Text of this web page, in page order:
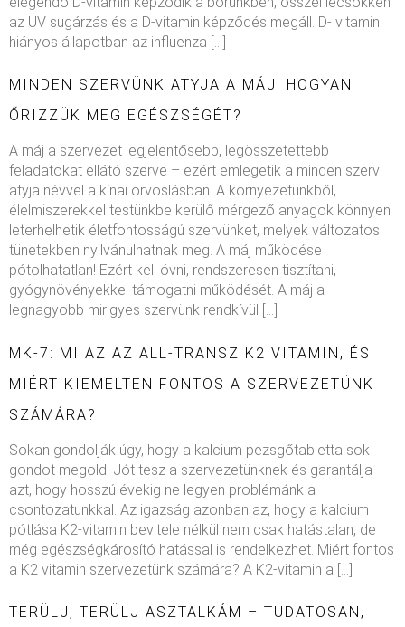
az UV sugárzás és a D-vitamin képződés megáll. D- vitamin
hiányos állapotban az influenza […]
MINDEN SZERVÜNK ATYJA A MÁJ. HOGYAN
ŐRIZZÜK MEG EGÉSZSÉGÉT?
A máj a szervezet legjelentősebb, legösszetettebb
feladatokat ellátó szerve – ezért emlegetik a minden szerv
atyja névvel a kínai orvoslásban. A környezetünkből,
élelmiszerekkel testünkbe kerülő mérgező anyagok könnyen
leterhelhetik életfontosságú szervünket, melyek változatos
tünetekben nyilvánulhatnak meg. A máj működése
pótolhatatlan! Ezért kell óvni, rendszeresen tisztítani,
gyógynövényekkel támogatni működését. A máj a
legnagyobb mirigyes szervünk rendkívül […]
MK-7: MI AZ AZ ALL-TRANSZ K2 VITAMIN, ÉS
MIÉRT KIEMELTEN FONTOS A SZERVEZETÜNK
SZÁMÁRA?
Sokan gondolják úgy, hogy a kalcium pezsgőtabletta sok
gondot megold. Jót tesz a szervezetünknek és garantálja
azt, hogy hosszú évekig ne legyen problémánk a
csontozatunkkal. Az igazság azonban az, hogy a kalcium
pótlása K2-vitamin bevitele nélkül nem csak hatástalan, de
még egészségkárosító hatással is rendelkezhet. Miért fontos
a K2 vitamin szervezetünk számára? A K2-vitamin a […]
TERÜLJ, TERÜLJ ASZTALKÁM – TUDATOSAN,